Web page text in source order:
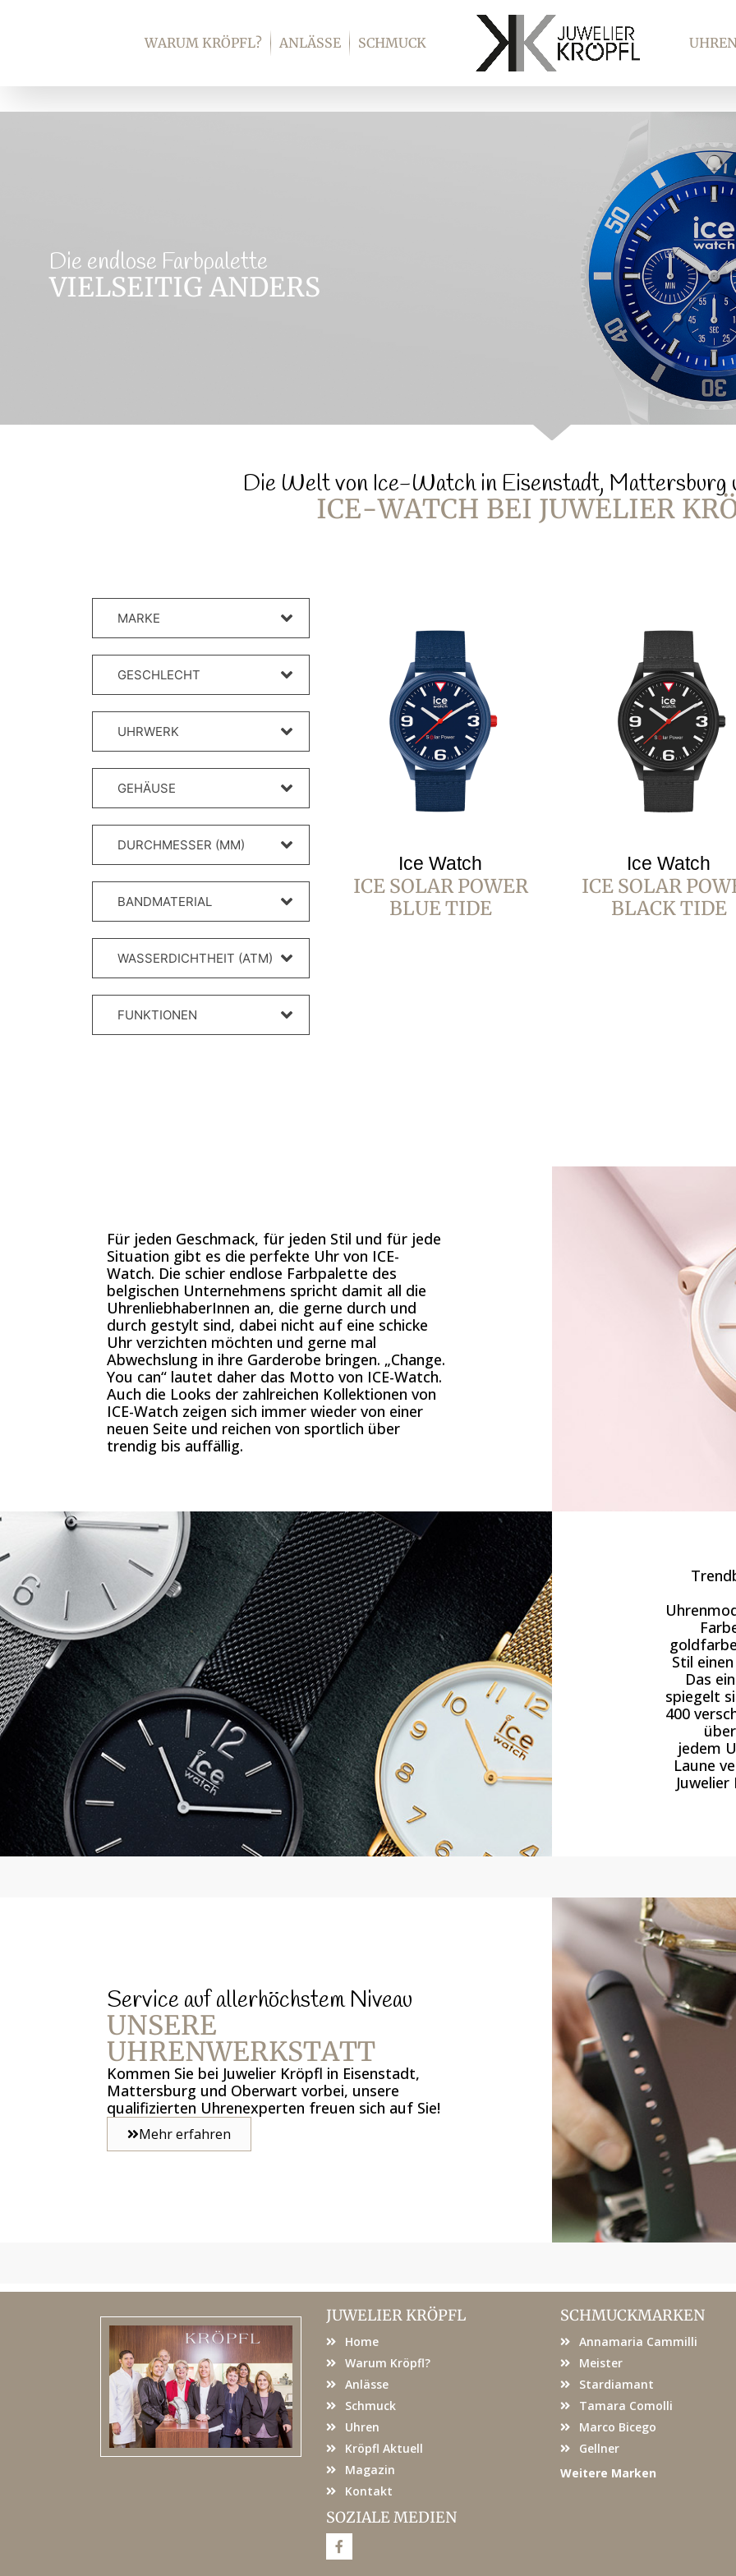
WARUM KRÖPFL? ANLÄSSE SCHMUCK
Die endlose Farbpalette
VIELSEITIG ANDERS
Die Welt von Ice-Watch in Eisenstadt, Mattersburg
ICE-WATCH BEI JUWELIER
MARKE
GESCHLECHT
UHRWERK
GEHÄUSE
DURCHMESSER (MM)
BANDMATERIAL
WASSERDICHTHEIT (ATM)
FUNKTIONEN
Ice Watch
ICE SOLAR POWER
BLUE TIDE
Ice Watch
ICE SOLAR
BLACK TIDE
Für jeden Geschmack, für jeden Stil und für jede
Situation gibt es die perfekte Uhr von ICE-
Watch. Die schier endlose Farbpalette des
belgischen Unternehmens spricht damit all die
UhrenliebhaberInnen an, die gerne durch und
durch gestylt sind, dabei nicht auf eine schicke
Uhr verzichten möchten und gerne mal
Abwechslung in ihre Garderobe bringen. „Change.
You can“ lautet daher das Motto von ICE-Watch.
Auch die Looks der zahlreichen Kollektionen von
ICE-Watch zeigen sich immer wieder von einer
neuen Seite und reichen von sportlich über
trendig bis auffällig.
Stil
Das
spiegelt
400
jedem
Laune
Service auf allerhöchstem Niveau
UNSERE
UHRENWERKSTATT
Kommen Sie bei Juwelier Kröpfl in Eisenstadt,
Mattersburg und Oberwart vorbei, unsere
qualifizierten Uhrenexperten freuen sich auf Sie!
Mehr erfahren
JUWELIER KRÖPFL
Home
Warum Kröpfl?
Anlässe
Schmuck
Uhren
Kröpfl Aktuell
Magazin
Kontakt
SOZIALE MEDIEN
F
a
SCHMUCKMARKEN
Annamaria Cammilli
Meister
Stardiamant
Tamara Comolli
Marco Bicego
Gellner
Weitere Marken